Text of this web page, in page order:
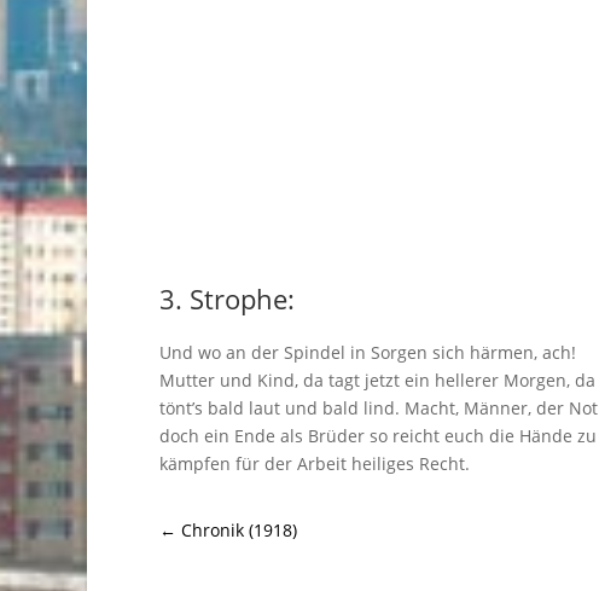
3. Strophe:
Und wo an der Spindel in Sorgen sich härmen, ach!
Mutter und Kind, da tagt jetzt ein hellerer Morgen, da
tönt’s bald laut und bald lind. Macht, Männer, der Not
doch ein Ende als Brüder so reicht euch die Hände zu
kämpfen für der Arbeit heiliges Recht.
← Chronik (1918)